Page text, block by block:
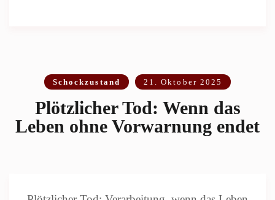
Schockzustand 21. Oktober 2025
Plötzlicher Tod: Wenn das
Leben ohne Vorwarnung endet